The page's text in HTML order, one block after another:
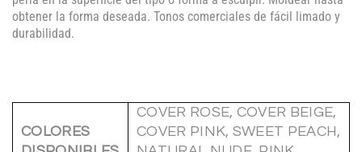
obtener la forma deseada. Tonos comerciales de fácil limado y
durabilidad.
COLORES
COVER ROSE, COVER BEIGE,
COVER PINK, SWEET PEACH,